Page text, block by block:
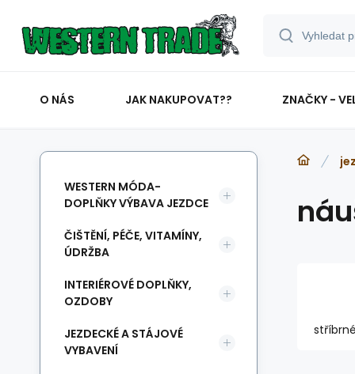
O NÁS JAK NAKUPOVAT?? ZNAČKY -
WESTERN MÓDA-
DOPLŇKY VÝBAVA JEZDCE
ČIŠTĚNÍ, PÉČE, VITAMÍNY,
ÚDRŽBA
INTERIÉROVÉ DOPLŇKY,
OZDOBY
JEZDECKÉ A STÁJOVÉ
VYBAVENÍ